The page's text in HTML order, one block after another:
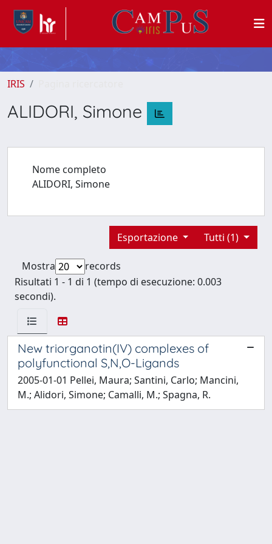
IRIS
ALIDORI, Simone
Nome completo
ALIDORI, Simone
Tutti (1)
Esportazione
Mostra
records
Risultati 1 - 1 di 1 (tempo di esecuzione: 0.003
secondi).
New triorganotin(IV) complexes of
polyfunctional S,N,O-Ligands
2005-01-01 Pellei, Maura; Santini, Carlo; Mancini,
M.; Alidori, Simone; Camalli, M.; Spagna, R.